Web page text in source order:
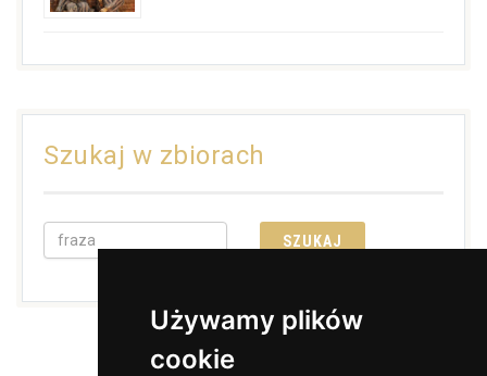
Używamy plików
cookie
Szukaj w zbiorach